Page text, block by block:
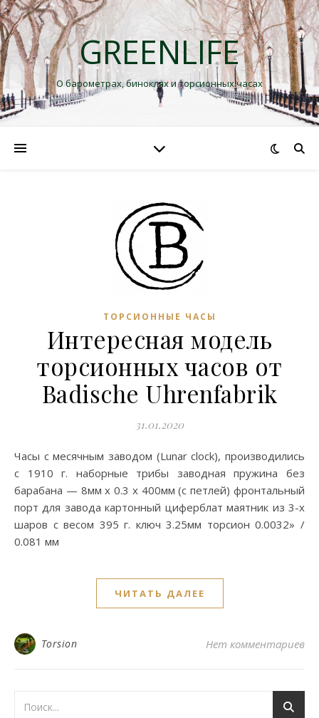
GREENLIFE
О барометрах, биноклях и торсионных часах
ТОРСИОННЫЕ ЧАСЫ
Интересная модель
торсионных часов от
Badische Uhrenfabrik
31.01.2020
Часы с месячным заводом (Lunar clock), производились
с 1910 г. наборные трибы заводная пружина без
барабана — 8мм x 0.3 x 400мм (с петлей) фронтальный
порт для завода картонный циферблат маятник из 3-х
шаров с весом 395 г. ключ 3.25мм торсион 0.0032» /
0.081 мм
ЧИТАТЬ ДАЛЕЕ
Torsion Нет комментариев